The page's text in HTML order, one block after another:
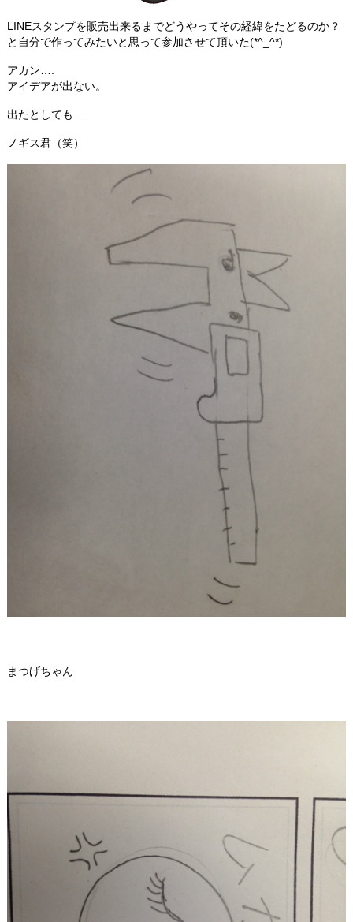
LINEスタンプを販売出来るまでどうやってその経緯をたどるのか？
と自分で作ってみたいと思って参加させて頂いた(*^_^*)
アカン….
アイデアが出ない。
出たとしても….
ノギス君（笑）
まつげちゃん